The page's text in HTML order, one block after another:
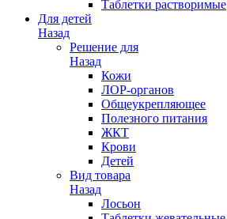
Таблетки растворимые
Для детей
Назад
Решение для
Назад
Кожи
ЛОР-органов
Общеукрепляющее
Полезного питания
ЖКТ
Крови
Детей
Вид товара
Назад
Лосьон